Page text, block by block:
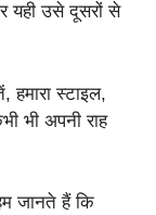
यही उसे दूसरों से
हमारा स्टाइल,
भी अपनी राह
जानते हैं कि